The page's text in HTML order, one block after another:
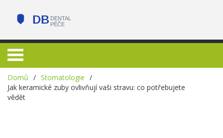
Domů
Stomatologie
Jak keramické zuby ovlivňují vaši stravu: co potřebujete
vědět